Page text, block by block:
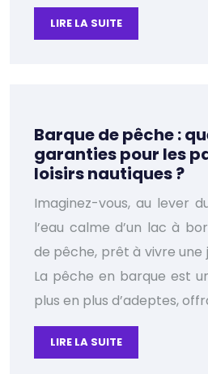
LIRE LA SUITE
Barque de pêche :
garanties pour les
loisirs nautiques ?
Imaginez-vous, au lever
l’eau calme d’un lac à
de pêche, prêt à vivre une
La pêche en barque est
plus en plus d’adeptes,
LIRE LA SUITE